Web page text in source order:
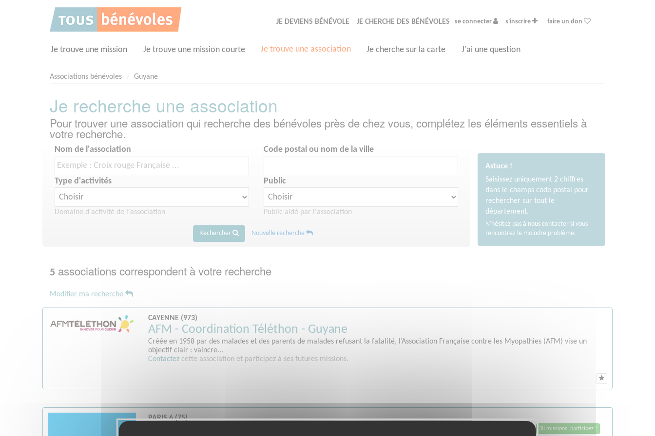
JE DEVIENS BÉNÉVOLE JE CHERCHE DES BÉNÉVOLES se connecter s'inscrire faire un don
Je trouve une mission Je trouve une mission courte Je trouve une association Je cherche sur la carte J'ai une question
Associations bénévoles Guyane
Je recherche une association
Pour trouver une association qui recherche des bénévoles près de chez vous, complétez les éléments essentiels à
votre recherche.
Nom de l'association Code postal ou nom de la ville
Type d'activités
Domaine d'activité de l'association
Public
Public aidé par l'association
Rechercher Nouvelle recherche
Astuce !
Saisissez uniquement 2 chiffres
dans le champs code postal pour
rechercher sur tout le
département.
N'hésitez pas à nous contactersi vous
rencontrez le moindre problème.
5 associations correspondent à votre recherche
Modifier ma recherche
CAYENNE (973)
AFM - Coordination Téléthon - Guyane
Créée en 1958 par des malades et des parents de malades refusant la fatalité, l’Association Française contre les Myopathies (AFM) vise un
objectif clair : vaincre...
Contactez cette association et participez à ses futures missions.
PARIS 6 (75)
38 missions, participez !